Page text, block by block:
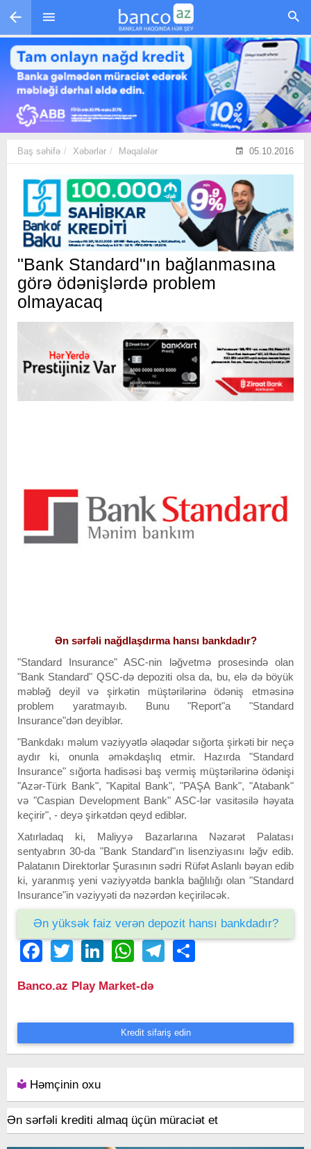
Skip to main content
Baş səhifə Xəbərlər Məqalələr 05.10.2016
"Bank Standard"ın bağlanmasına
görə ödənişlərdə problem
olmayacaq
Ən sərfəli nağdlaşdırma hansı bankdadır?
"Standard Insurance" ASC-nin ləğvetmə prosesində olan
"Bank Standard" QSC-də depoziti olsa da, bu, elə də böyük
məbləğ deyil və şirkətin müştərilərinə ödəniş etməsinə
problem yaratmayıb. Bunu "Report"a "Standard
Insurance"dən deyiblər.
"Bankdakı məlum vəziyyətlə əlaqədar sığorta şirkəti bir neçə
aydır ki, onunla əməkdaşlıq etmir. Hazırda "Standard
Insurance" sığorta hadisəsi baş vermiş müştərilərinə ödənişi
"Azər-Türk Bank", "Kapital Bank", "PAŞA Bank", "Atabank"
və "Caspian Development Bank" ASC-lər vasitəsilə həyata
keçirir", - deyə şirkətdən qeyd ediblər.
Xatırladaq ki, Maliyyə Bazarlarına Nəzarət Palatası
sentyabrın 30-da "Bank Standard"ın lisenziyasını ləğv edib.
Palatanın Direktorlar Şurasının sədri Rüfət Aslanlı bəyan edib
ki, yaranmış yeni vəziyyətdə bankla bağlılığı olan "Standard
Insurance"in vəziyyəti də nəzərdən keçiriləcək.
Ən yüksək faiz verən depozit hansı bankdadır?
FacebookTwitter LinkedIn WhatsAppTelegram
Banco.az Play Market-də
Kredit sifariş edin
Həmçinin oxu
Ən sərfəli krediti almaq üçün müraciət et